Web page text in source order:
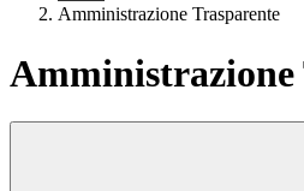
Amministrazione Trasparente
Amministrazione